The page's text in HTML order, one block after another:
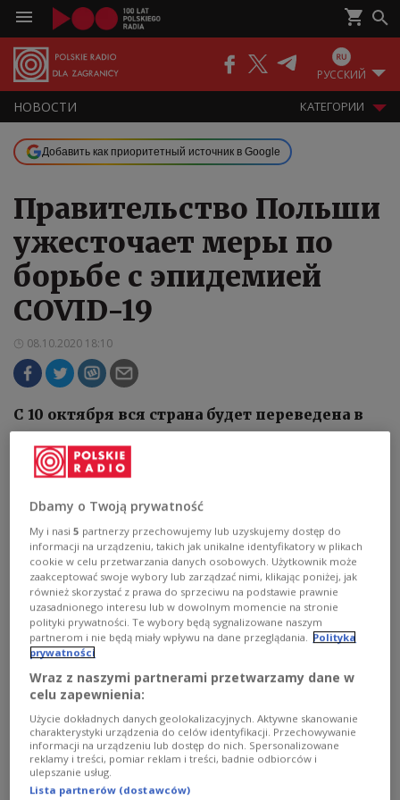
РУССКИЙ
НОВОСТИ КАТЕГОРИИ
Добавить как приоритетный источник в Google
Правительство Польши
ужесточает меры по
борьбе с эпидемией
COVID-19
08.10.2020 18:10
С 10 октября вся страна будет переведена в
режим ужесточенных карантинных
ограничений, - заявил премьер-министр
Польши Матеуш Моравецкий.
Премьер Польши Матеуш Моравецкий Foto: Krystian Maj/KPRM
В связи со значительным ростом в последние
Dbamy o Twoją prywatność
My i nasi5 partnerzy przechowujemy lub uzyskujemy dostęp do
informacji na urządzeniu, takich jak unikalne identyfikatory w plikach
cookie w celu przetwarzania danych osobowych. Użytkownik może
zaakceptować swoje wybory lub zarządzać nimi, klikając poniżej, jak
również skorzystać z prawa do sprzeciwu na podstawie prawnie
uzasadnionego interesu lub w dowolnym momencie na stronie
polityki prywatności. Te wybory będą sygnalizowane naszym
partnerom i nie będą miały wpływu na dane przeglądania.
Polityka
prywatności
Wraz z naszymi partnerami przetwarzamy dane w
celu zapewnienia:
Użycie dokładnych danych geolokalizacyjnych. Aktywne skanowanie
charakterystyki urządzenia do celów identyfikacji. Przechowywanie
informacji na urządzeniu lub dostęp do nich. Spersonalizowane
reklamy i treści, pomiar reklam i treści, badnie odbiorców i
ulepszanie usług.
Lista partnerów (dostawców)